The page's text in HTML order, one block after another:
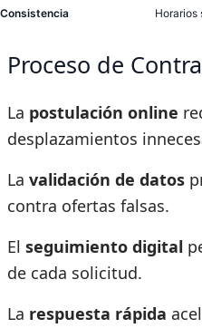
Consistencia Horarios
Proceso de
La postulación online
desplazamientos
La validación de datos
contra ofertas falsas.
El seguimiento digital
de cada solicitud.
La respuesta rápida